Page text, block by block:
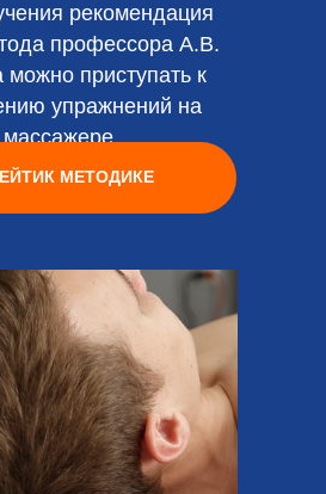
рекомендация
профессора А.В.
приступать к
упражнений на
массажере
МЕТОДИКЕ